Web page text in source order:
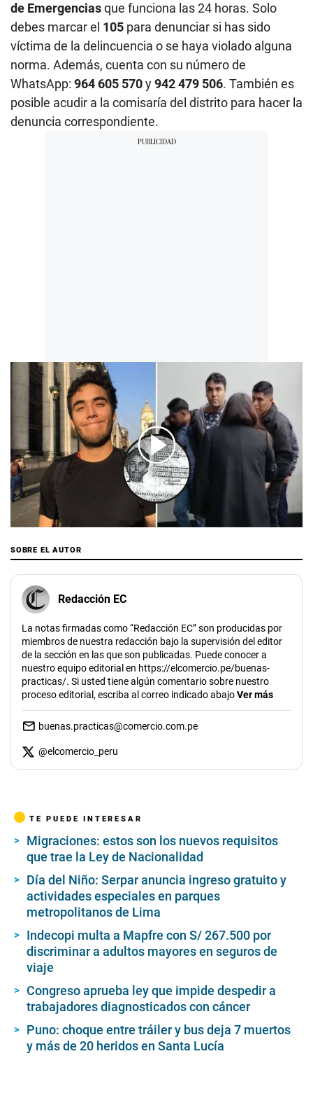
de Emergenciasque funciona las 24 horas. Solo
debes marcar el 105 para denunciar si has sido
víctima de la delincuencia o se haya violado alguna
norma. Además, cuenta con su número de
WhatsApp: 964 605 570y942 479 506. También es
posible acudir a la comisaría del distrito para hacer la
denuncia correspondiente.
SOBRE EL AUTOR
Redacción EC
La notas firmadas como “Redacción EC” son producidas por
miembros de nuestra redacción bajo la supervisión del editor
de la sección en las que son publicadas. Puede conocer a
nuestro equipo editorial en https://elcomercio.pe/buenas-
practicas/. Si usted tiene algún comentario sobre nuestro
proceso editorial, escriba al correo indicado abajoVer más
buenas.practicas@comercio.com.pe
@elcomercio_peru
TE PUEDE INTERESAR
Migraciones: estos son los nuevos requisitos
que trae la Ley de Nacionalidad
Día del Niño: Serpar anuncia ingreso gratuito y
actividades especiales en parques
metropolitanos de Lima
Indecopi multa a Mapfre con S/ 267.500 por
discriminar a adultos mayores en seguros de
viaje
Congreso aprueba ley que impide despedir a
trabajadores diagnosticados con cáncer
Puno: choque entre tráiler y bus deja 7 muertos
y más de 20 heridos en Santa Lucía